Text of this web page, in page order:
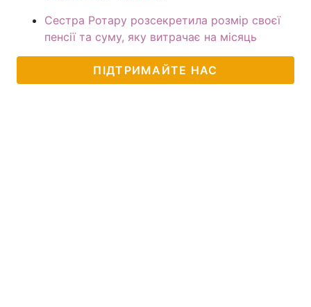
Сестра Ротару розсекретила розмір своєї
пенсії та суму, яку витрачає на місяць
ПІДТРИМАЙТЕ НАС